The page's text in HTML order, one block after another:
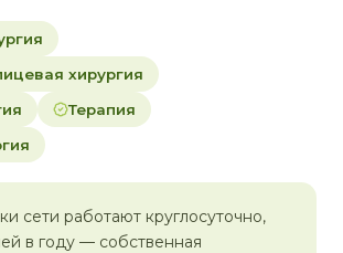
хирургия
Терапия
сети работают круглосуточно,
в году — собственная